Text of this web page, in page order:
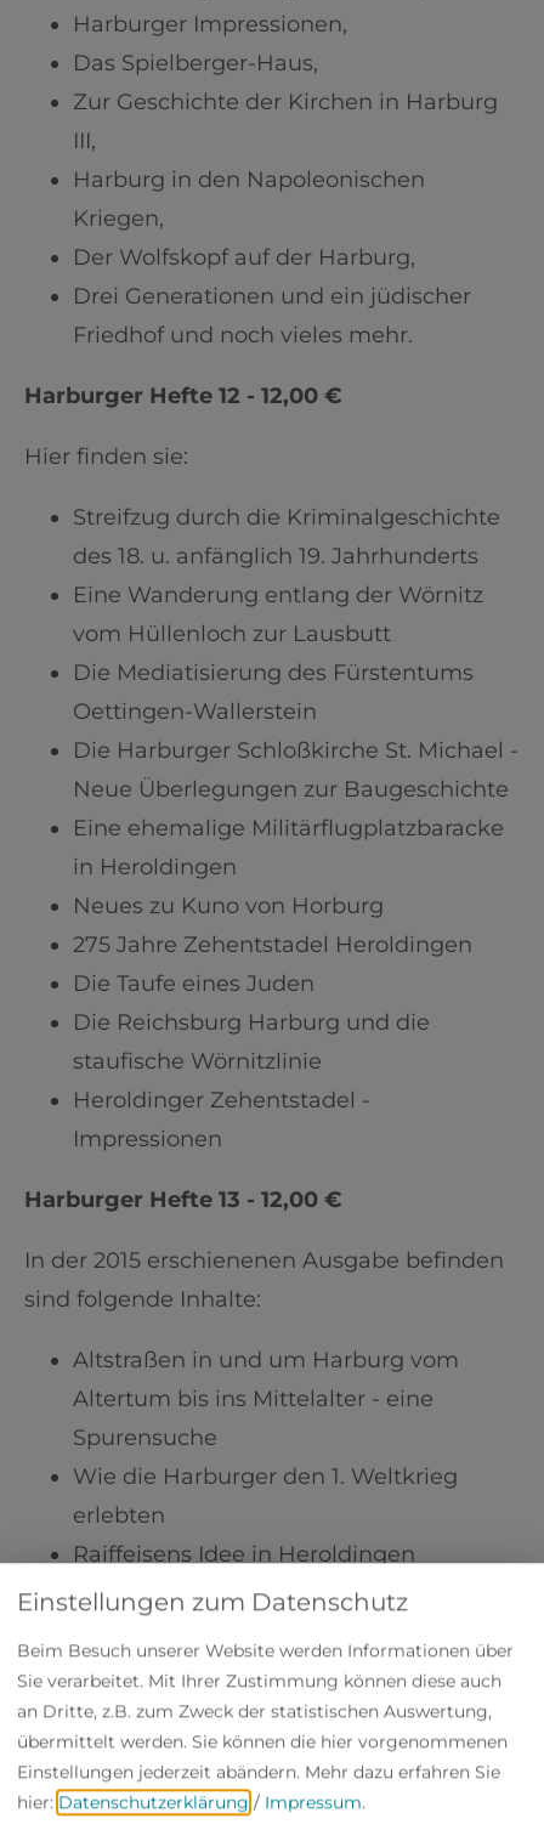
Harburger Impressionen,
Das Spielberger-Haus,
Zur Geschichte der Kirchen in Harburg
III,
Harburg in den Napoleonischen
Kriegen,
Der Wolfskopf auf der Harburg,
Drei Generationen und ein jüdischer
Friedhof und noch vieles mehr.
Harburger Hefte 12 - 12,00 €
Hier finden sie:
Streifzug durch die Kriminalgeschichte
des 18. u. anfänglich 19. Jahrhunderts
Eine Wanderung entlang der Wörnitz
vom Hüllenloch zur Lausbutt
Die Mediatisierung des Fürstentums
Oettingen-Wallerstein
Die Harburger Schloßkirche St. Michael -
Neue Überlegungen zur Baugeschichte
Eine ehemalige Militärflugplatzbaracke
in Heroldingen
Neues zu Kuno von Horburg
275 Jahre Zehentstadel Heroldingen
Die Taufe eines Juden
Die Reichsburg Harburg und die
staufische Wörnitzlinie
Heroldinger Zehentstadel -
Impressionen
Harburger Hefte 13 - 12,00 €
In der 2015 erschienenen Ausgabe befinden
sind folgende Inhalte:
Altstraßen in und um Harburg vom
Altertum bis ins Mittelalter - eine
Spurensuche
Wie die Harburger den 1. Weltkrieg
erlebten
Raiffeisens Idee in Heroldingen
Feste rund um den Zehentstadel
Bundepräsident Theodor Heuss - sein
Kurzbesuch auf Schloss Harburg im
Jahre 1953
Das war Schule damals - Schülerinnen
Einstellungen zum Datenschutz
Beim Besuch unserer Website werden Informationen über
Sie verarbeitet. Mit Ihrer Zustimmung können diese auch
an Dritte, z.B. zum Zweck der statistischen Auswertung,
übermittelt werden. Sie können die hier vorgenommenen
Einstellungen jederzeit abändern. Mehr dazu erfahren Sie
hier: Datenschutzerklärung / Impressum.